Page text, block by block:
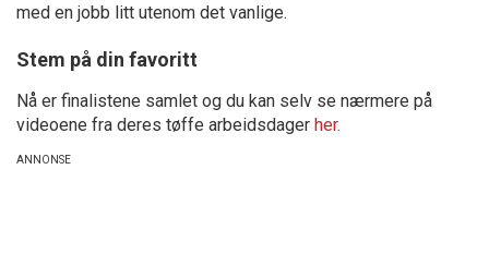
med en jobb litt utenom det vanlige.
Stem på din favoritt
Nå er finalistene samlet og du kan selv se nærmere på
videoene fra deres tøffe arbeidsdager her.